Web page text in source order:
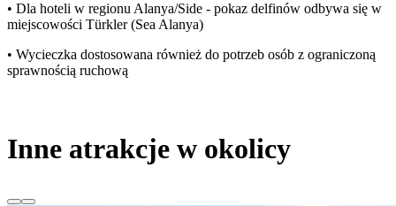
• Dla hoteli w regionu Alanya/Side - pokaz delfinów odbywa się w
miejscowości Türkler (Sea Alanya)
• Wycieczka dostosowana również do potrzeb osób z ograniczoną
sprawnością ruchową
Inne atrakcje w okolicy